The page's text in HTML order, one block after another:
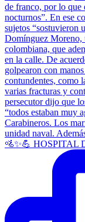
🚵✨💪 HOSPITAL